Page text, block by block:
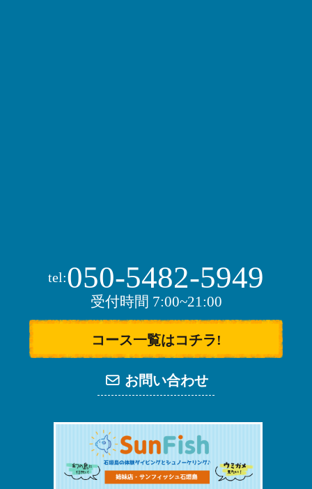
tel:050-5482-5949
受付時間 7:00~21:00
コース一覧はコチラ!
お問い合わせ